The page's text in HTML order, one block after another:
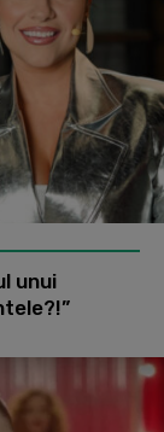
unui